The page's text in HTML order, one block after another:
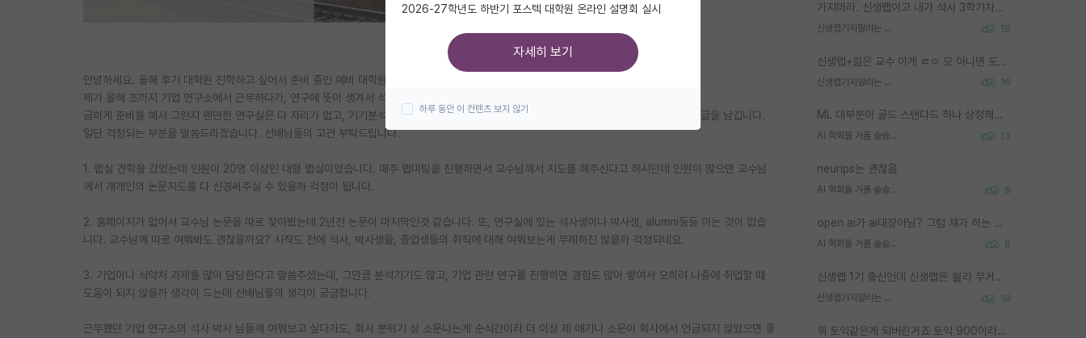
가지마라. 신생랩이고 내가 석사 3학기차인데 최고참인데 나도 아무것도 모르는데 교수가 후배들 왜 논문 교육 안시키냐. 논문 왜 안 써오냐 닦달한다
신생랩가지말라는 이유가 있었구나 18
신생랩+젊은 교수 이게 ㄹㅇ 모 아니면 도인듯.
신생랩가지말라는 이유가 있었구나 16
ML 대부분이 골드 스탠다드 하나 상정해놓고 (벤치마크 데이터셋이 여러 개면 여러 개 상정) 그거 얼마나 잘 맞추나 싸움임 가끔 번뜩이는 설계 철학을 보여주는 논문들도 있지만 대부분 그거 성적 얼마나 더 올리느라에 혈안이 되어 있는 측면이 잇음
AI 학회들 거품 슬슬 지적이 나오네요 13
neurips는 괜찮음
AI 학회들 거품 슬슬 지적이 나오네요 9
open ai가 ai대장아님? 그럼 쟤가 하는 말이 다 맞겠네
AI 학회들 거품 슬슬 지적이 나오네요 8
신생랩 1기 출신인데 신생랩은 줠라 무거운 바벨 같은거임. 들면 대박인데 못들면 깔려 죽음. 아무도 알려주지 않는 환경에서 자생해야하지만, 일단 살아남았다면 그 어떤 사람보다 악착같고 생존력 높은 사람으로 거듭날 수 있음
신생랩가지말라는 이유가 있었구나 18
뭐 토익같은게 되버린거죠 토익 900이라고 영어잘하는건 아닙니다만 잘하는사람은 다 900을 넘는 그런
안녕하세요. 올해 후기 대학원 진학하고 싶어서 준비 중인 예비 대학원 생 입니다.
제가 올해 초까지 기업 연구소에서 근무하다가, 연구에 뜻이 생겨서 석사 학위를 취득하고자 퇴사 후 준비중인데요.
급하게 준비를 해서 그런지 왠만한 연구실은 다 자리가 없고, 기기분석 연구실 하나가 컨택이 됐는데 고민이 돼서 여러 선배님들께 여쭤보려고 글을 남깁니다.
일단 걱정되는 부분을 말씀드리겠습니다. 선배님들의 고견 부탁드립니다.
1. 랩실 견학을 갔었는데 인원이 20명 이상인 대형 랩실이었습니다. 매주 랩미팅을 진행하면서 교수님께서 지도를 해주신다고 하시던데 인원이 많으면 교수님
께서 개개인의 논문지도를 다 신경써주실 수 있을까 걱정이 됩니다.
2. 홈페이지가 없어서 교수님 논문을 따로 찾아봤는데 2년전 논문이 마지막인것 같습니다. 또, 연구실에 있는 석사생이나 박사생, alumni등등 아는 것이 없습
니다. 교수님께 따로 여쭤봐도 괜찮을까요? 시작도 전에 석사, 박사생들, 졸업생들의 취직에 대해 여쭤보는게 무례하진 않을까 걱정되네요.
3. 기업이나 식약처 과제를 많이 담당한다고 말씀주셨는데, 그만큼 분석기기도 많고, 기업 관련 연구를 진행하면 경험도 많이 쌓여서 오히려 나중에 취업할 때
도움이 되지 않을까 생각이 드는데 선배님들의 생각이 궁금합니다.
근무했던 기업 연구소의 석사 박사 님들께 여쭤보고 싶다가도, 회사 분위기 상 소문나는게 순식간이라 더 이상 제 얘기나 소문이 회사에서 언급되지 않았으면 좋
2026-27학년도 하반기 포스텍 대학원 온라인 설명회 실시
자세히 보기
하루 동안 이 컨텐츠 보지 않기